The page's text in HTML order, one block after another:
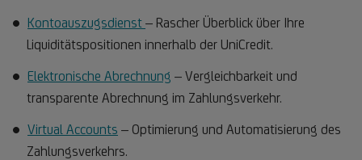
Kontoauszugsdienst – Rascher Überblick über Ihre
Liquiditätspositionen innerhalb der UniCredit.
Elektronische Abrechnung – Vergleichbarkeit und
transparente Abrechnung im Zahlungsverkehr.
Virtual Accounts – Optimierung und Automatisierung des
Zahlungsverkehrs.